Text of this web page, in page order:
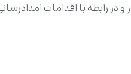
در رابطه با اقدامات